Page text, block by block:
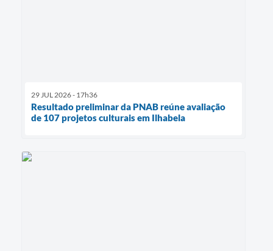
29 JUL 2026 - 17h36
Resultado preliminar da PNAB reúne avaliação
de 107 projetos culturais em Ilhabela